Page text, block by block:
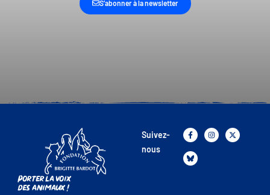
S’abonner à la newsletter
Porter la voix
des animaux !
Suivez-
nous